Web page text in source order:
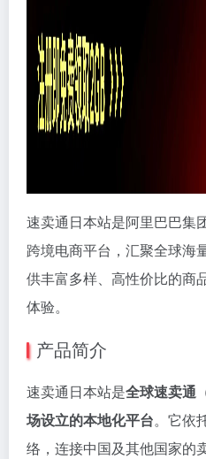
速卖通日本站是阿里巴巴集
跨境电商平台，汇聚全球海
供丰富多样、高性价比的商
体验。
产品简介
速卖通日本站是全球速卖通
场设立的本地化平台。它依
络，连接中国及其他国家的